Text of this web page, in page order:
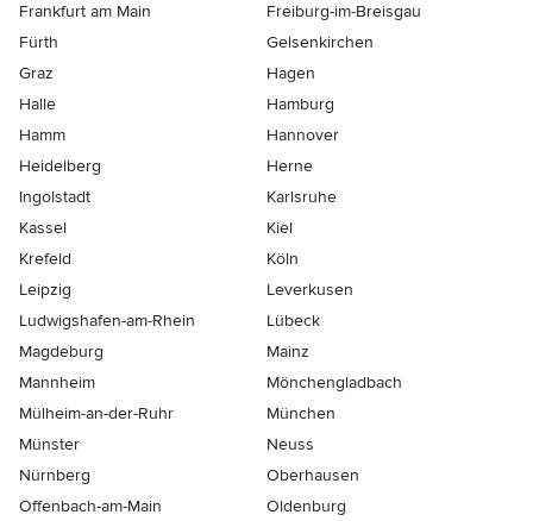
Frankfurt am Main
Freiburg-im-Breisgau
Fürth
Gelsenkirchen
Graz
Hagen
Halle
Hamburg
Hamm
Hannover
Heidelberg
Herne
Ingolstadt
Karlsruhe
Kassel
Kiel
Krefeld
Köln
Leipzig
Leverkusen
Ludwigshafen-am-Rhein
Lübeck
Magdeburg
Mainz
Mannheim
Mönchen­gladbach
Mülheim-an-der-Ruhr
München
Münster
Neuss
Nürnberg
Oberhausen
Offenbach-am-Main
Oldenburg